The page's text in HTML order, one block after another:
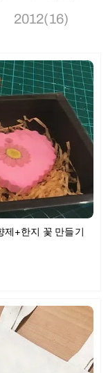
2012(16)
+한지 꽃 만들기